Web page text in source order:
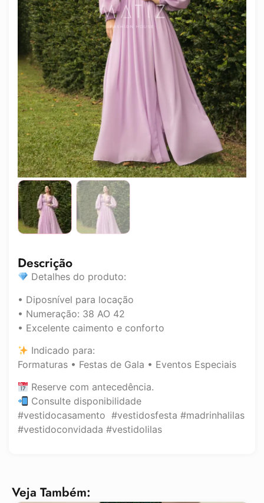
Descrição
Detalhes do produto:
• Diposnível para locação
• Numeração: 38 AO 42
• Excelente caimento e conforto
Indicado para:
Formaturas • Festas de Gala • Eventos Especiais
Reserve com antecedência.
Consulte disponibilidade
#vestidocasamento #vestidosfesta #madrinhalilas
#vestidoconvidada #vestidolilas
Veja Também: